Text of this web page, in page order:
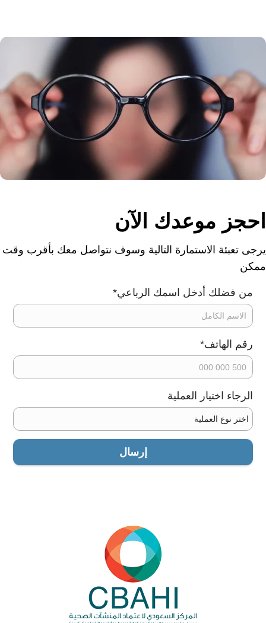
احجز موعدك الآن
يرجى تعبئة الاستمارة التالية وسوف نتواصل معك بأقرب وقت
ممكن
من فضلك أدخل اسمك الرباعي*
رقم الهاتف*
الرجاء اختيار العملية
اسم ولي الطفل إرسال